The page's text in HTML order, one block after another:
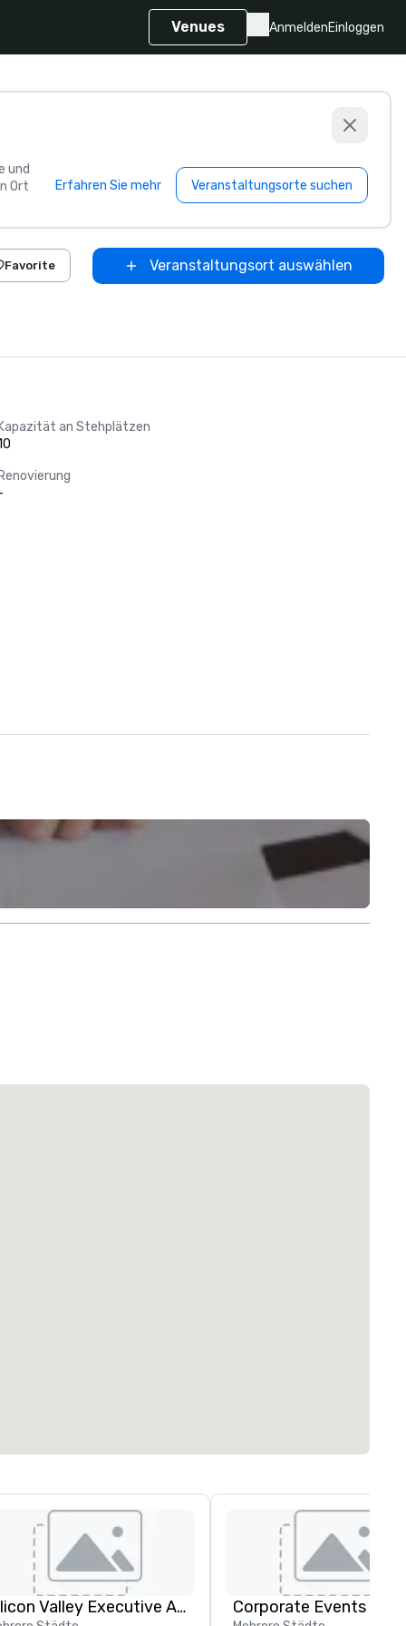
Venues AnmeldenEinloggen
und
Ort
Erfahren Sie mehr Veranstaltungsorte suchen
Favorite Veranstaltungsort auswählen
Kapazität an Stehplätzen
Renovierung
Silicon Valley Executive Academy Corporate Events Inc.